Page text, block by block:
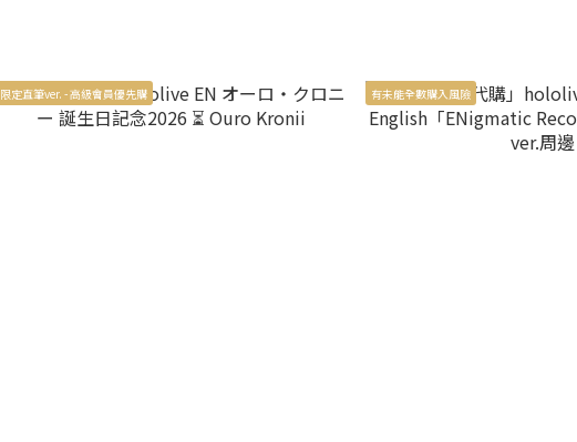
限定直筆ver. - 高級會員優先購 有未能全數購入風險